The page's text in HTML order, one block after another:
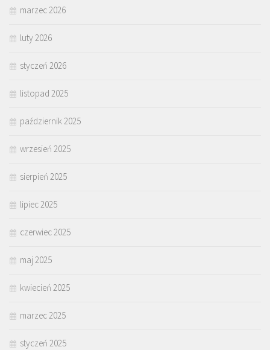
marzec 2026
luty 2026
styczeń 2026
listopad 2025
październik 2025
wrzesień 2025
sierpień 2025
lipiec 2025
czerwiec 2025
maj 2025
kwiecień 2025
marzec 2025
styczeń 2025